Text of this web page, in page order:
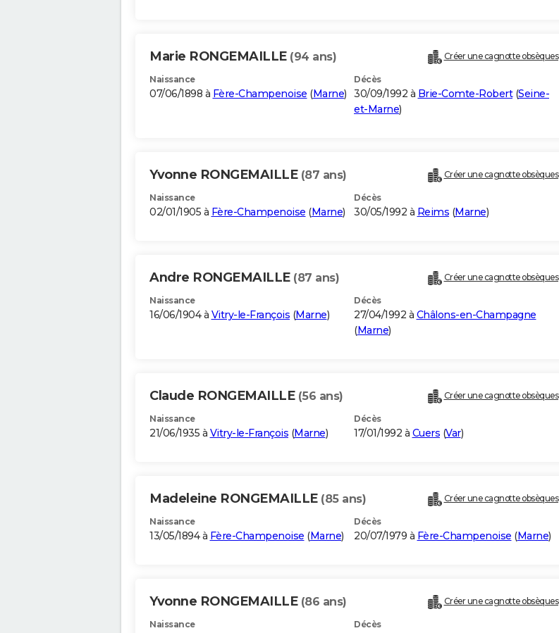
Marie RONGEMAILLE (94 ans) Créer une cagnotte obsèques
Naissance
07/06/1898 à Fère-Champenoise (Marne)
Décès
30/09/1992 à Brie-Comte-Robert(Seine-
et-Marne)
Yvonne RONGEMAILLE (87 ans) Créer une cagnotte obsèques
Naissance
02/01/1905 à Fère-Champenoise (Marne)
Décès
30/05/1992 à Reims (Marne)
Andre RONGEMAILLE (87 ans) Créer une cagnotte obsèques
Naissance
16/06/1904 à Vitry-le-François (Marne)
Décès
27/04/1992 à Châlons-en-Champagne
(Marne)
Claude RONGEMAILLE (56 ans) Créer une cagnotte obsèques
Naissance
21/06/1935 à Vitry-le-François (Marne)
Décès
17/01/1992 à Cuers (Var)
Madeleine RONGEMAILLE (85 ans) Créer une cagnotte obsèques
Naissance
13/05/1894 à Fère-Champenoise (Marne)
Décès
20/07/1979 à Fère-Champenoise (Marne)
Yvonne RONGEMAILLE (86 ans) Créer une cagnotte obsèques
Naissance Décès